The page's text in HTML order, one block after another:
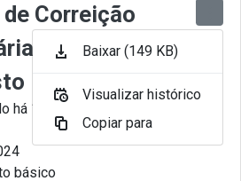
Correição
nº 008-2024
há 11 Meses por Juliana
básico
Baixar (149 KB)
Visualizar histórico
Copiar para